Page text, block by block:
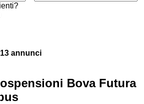
13 annunci
Bova Futura